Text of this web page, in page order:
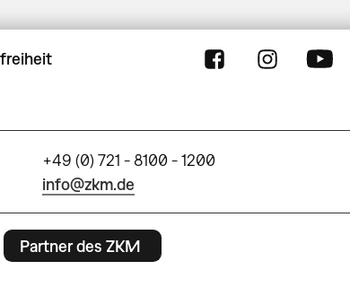
+49 (0) 721 - 8100 - 1200
info@zkm.de
Partner des ZKM